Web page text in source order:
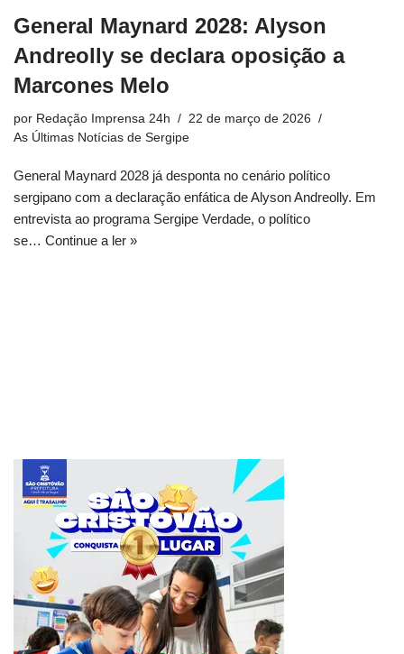
General Maynard 2028: Alyson
Andreolly se declara oposição a
Marcones Melo
por Redação Imprensa 24h
22 de março de 2026
As Últimas Notícias de Sergipe
General Maynard 2028 já desponta no cenário político
sergipano com a declaração enfática de Alyson Andreolly. Em
entrevista ao programa Sergipe Verdade, o político
se… Continue a ler »